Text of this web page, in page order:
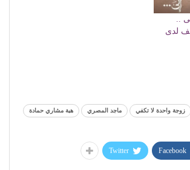
..
لدى
زوجة واحدة لا تكفي ماجد المصري هبة مشاري حمادة
Facebook
Twitter